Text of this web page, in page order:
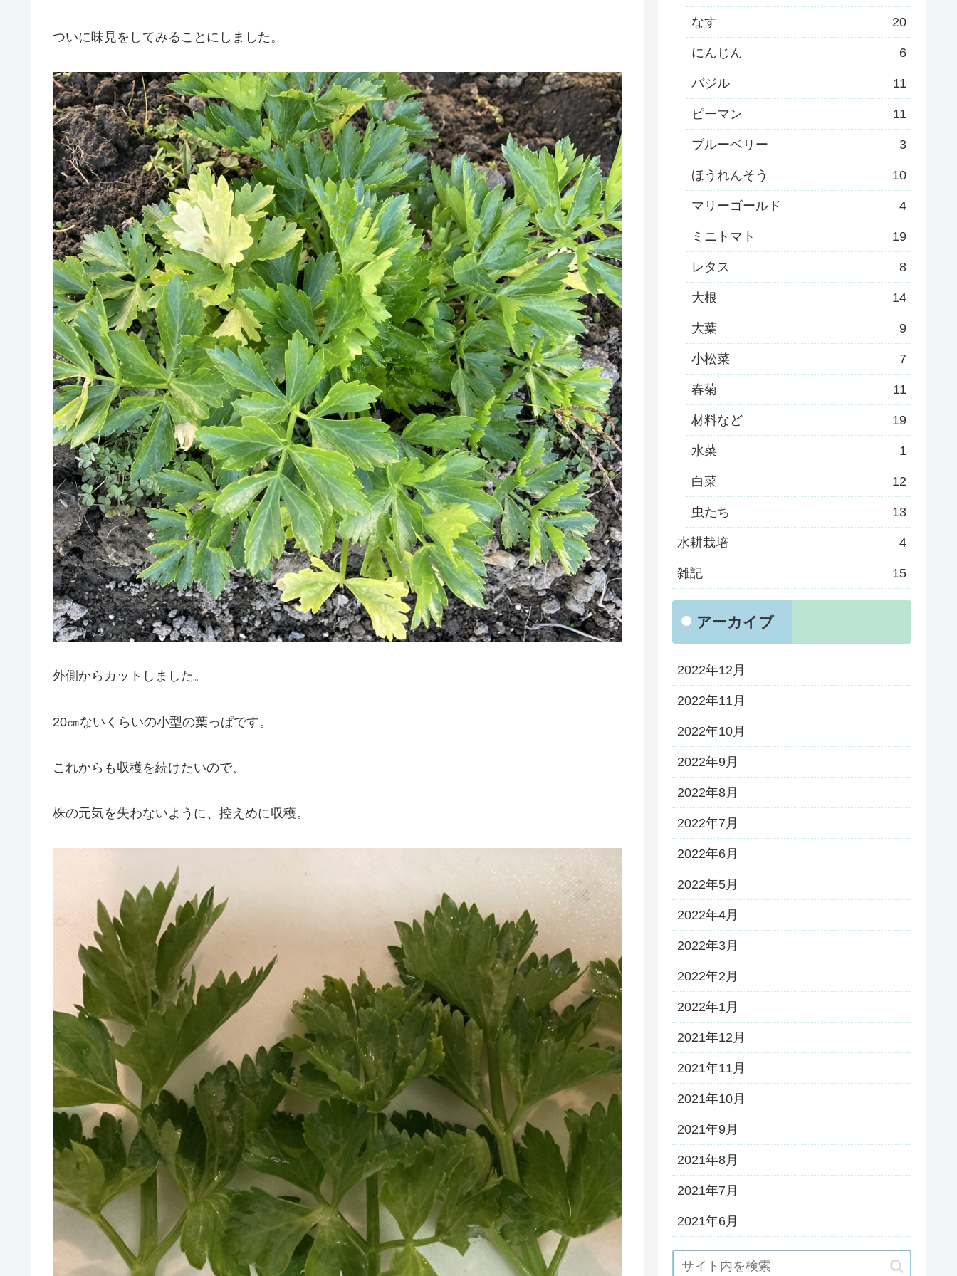
ついに味見をしてみることにしました。
外側からカットしました。
20㎝ないくらいの小型の葉っぱです。
これからも収穫を続けたいので、
株の元気を失わないように、控えめに収穫。
なす 20
にんじん 6
バジル 11
ピーマン 11
ブルーベリー 3
ほうれんそう 10
マリーゴールド 4
ミニトマト 19
レタス 8
大根 14
大葉 9
小松菜 7
春菊 11
材料など 19
水菜 1
白菜 12
虫たち 13
水耕栽培 4
雑記 15
アーカイブ
2022年12月
2022年11月
2022年10月
2022年9月
2022年8月
2022年7月
2022年6月
2022年5月
2022年4月
2022年3月
2022年2月
2022年1月
2021年12月
2021年11月
2021年10月
2021年9月
2021年8月
2021年7月
2021年6月